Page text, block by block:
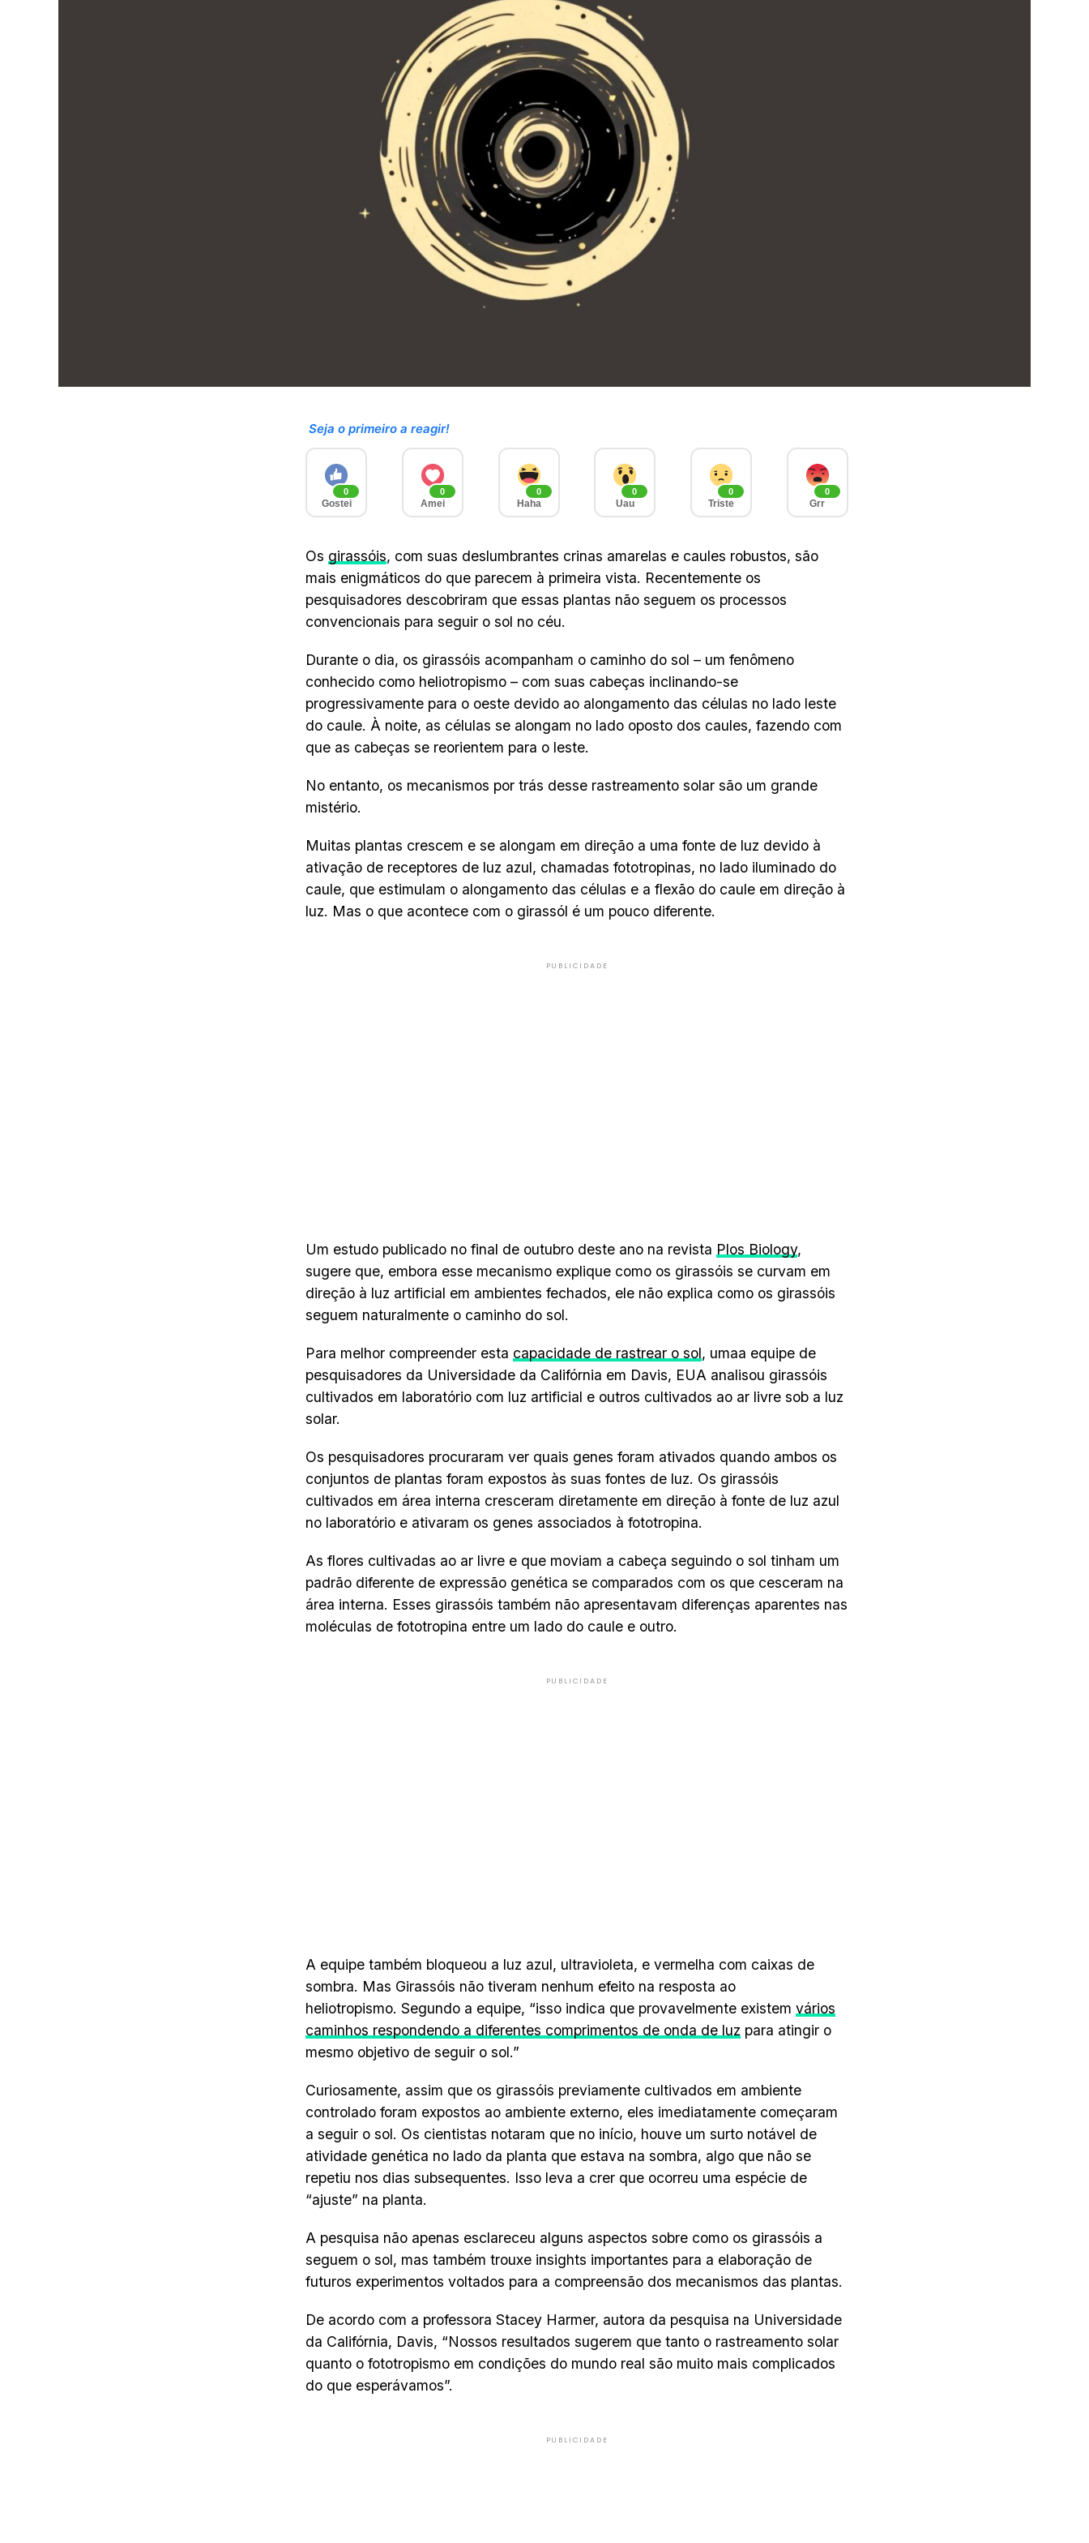
Seja o primeiro a reagir!
0
Gostei
0
Amei
0
Haha
0
Uau
0
Triste
0
Grr
Os girassóis, com suas deslumbrantes crinas amarelas e caules robustos, são
mais enigmáticos do que parecem à primeira vista. Recentemente os
pesquisadores descobriram que essas plantas não seguem os processos
convencionais para seguir o sol no céu.
Durante o dia, os girassóis acompanham o caminho do sol – um fenômeno
conhecido como heliotropismo – com suas cabeças inclinando-se
progressivamente para o oeste devido ao alongamento das células no lado leste
do caule. À noite, as células se alongam no lado oposto dos caules, fazendo com
que as cabeças se reorientem para o leste.
No entanto, os mecanismos por trás desse rastreamento solar são um grande
mistério.
Muitas plantas crescem e se alongam em direção a uma fonte de luz devido à
ativação de receptores de luz azul, chamadas fototropinas, no lado iluminado do
caule, que estimulam o alongamento das células e a flexão do caule em direção à
luz. Mas o que acontece com o girassól é um pouco diferente.
PUBLICIDADE
Um estudo publicado no final de outubro deste ano na revista Plos Biology,
sugere que, embora esse mecanismo explique como os girassóis se curvam em
direção à luz artificial em ambientes fechados, ele não explica como os girassóis
seguem naturalmente o caminho do sol.
Para melhor compreender esta capacidade de rastrear o sol, umaa equipe de
pesquisadores da Universidade da Califórnia em Davis, EUA analisou girassóis
cultivados em laboratório com luz artificial e outros cultivados ao ar livre sob a luz
solar.
Os pesquisadores procuraram ver quais genes foram ativados quando ambos os
conjuntos de plantas foram expostos às suas fontes de luz. Os girassóis
cultivados em área interna cresceram diretamente em direção à fonte de luz azul
no laboratório e ativaram os genes associados à fototropina.
As flores cultivadas ao ar livre e que moviam a cabeça seguindo o sol tinham um
padrão diferente de expressão genética se comparados com os que cesceram na
área interna. Esses girassóis também não apresentavam diferenças aparentes nas
moléculas de fototropina entre um lado do caule e outro.
PUBLICIDADE
A equipe também bloqueou a luz azul, ultravioleta, e vermelha com caixas de
sombra. Mas Girassóis não tiveram nenhum efeito na resposta ao
heliotropismo. Segundo a equipe, “isso indica que provavelmente existem vários
caminhos respondendo a diferentes comprimentos de onda de luz para atingir o
mesmo objetivo de seguir o sol.”
Curiosamente, assim que os girassóis previamente cultivados em ambiente
controlado foram expostos ao ambiente externo, eles imediatamente começaram
a seguir o sol. Os cientistas notaram que no início, houve um surto notável de
atividade genética no lado da planta que estava na sombra, algo que não se
repetiu nos dias subsequentes. Isso leva a crer que ocorreu uma espécie de
“ajuste” na planta.
A pesquisa não apenas esclareceu alguns aspectos sobre como os girassóis a
seguem o sol, mas também trouxe insights importantes para a elaboração de
futuros experimentos voltados para a compreensão dos mecanismos das plantas.
De acordo com a professora Stacey Harmer, autora da pesquisa na Universidade
da Califórnia, Davis, “Nossos resultados sugerem que tanto o rastreamento solar
quanto o fototropismo em condições do mundo real são muito mais complicados
do que esperávamos”.
PUBLICIDADE